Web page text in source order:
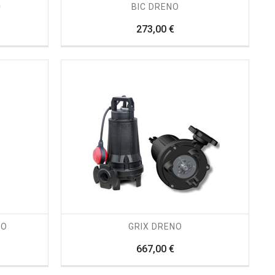
BIC DRENO
273,00 €Prezzo
GRIX DRENO
667,00 €Prezzo